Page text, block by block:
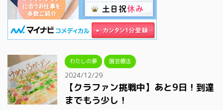
わたしの夢 園芸療法
2024/12/29
【クラファン挑戦中】あと9日！到達
までもう少し！